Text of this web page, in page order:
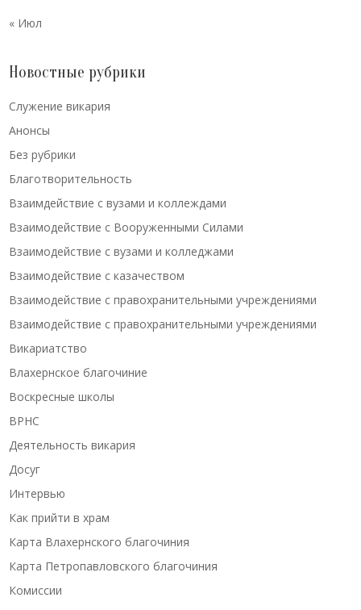
« Июл
Новостные рубрики
Cлужение викария
Анонсы
Без рубрики
Благотворительность
Взаимдействие с вузами и коллеждами
Взаимодействие с Вооруженными Силами
Взаимодействие с вузами и колледжами
Взаимодействие с казачеством
Взаимодействие с правохранительными учреждениями
Взаимодействие с правохранительными учреждениями
Викариатство
Влахернское благочиние
Воскресные школы
ВРНС
Деятельность викария
Досуг
Интервью
Как прийти в храм
Карта Влахернского благочиния
Карта Петропавловского благочиния
Комиссии